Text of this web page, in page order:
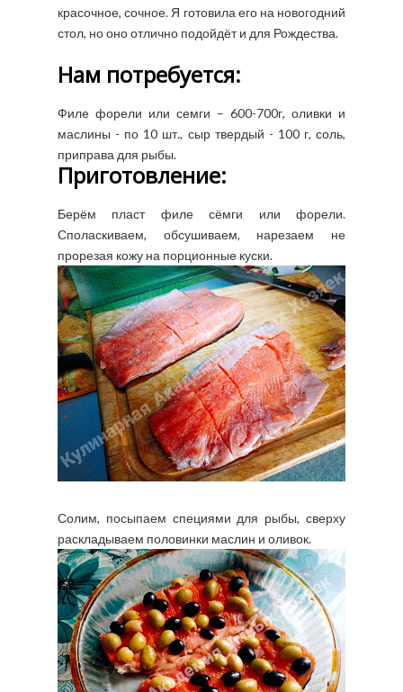
красочное, сочное. Я готовила его на новогодний
стол, но оно отлично подойдёт и для Рождества.
Нам потребуется:
Филе форели или семги – 600-700г, оливки и
маслины - по 10 шт., сыр твердый - 100 г, соль,
приправа для рыбы.
Приготовление:
Берём пласт филе сёмги или форели.
Споласкиваем, обсушиваем, нарезаем не
прорезая кожу на порционные куски.
Солим, посыпаем специями для рыбы, сверху
раскладываем половинки маслин и оливок.